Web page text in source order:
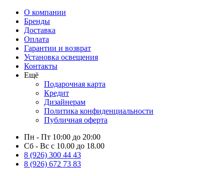
О компании
Бренды
Доставка
Оплата
Гарантии и возврат
Установка освещения
Контакты
Ещё
Подарочная карта
Кредит
Дизайнерам
Политика конфиденциальности
Публичная оферта
Пн - Пт 10:00 до 20:00
Сб - Вс с 10.00 до 18.00
8 (926) 300 44 43
8 (926) 672 73 83